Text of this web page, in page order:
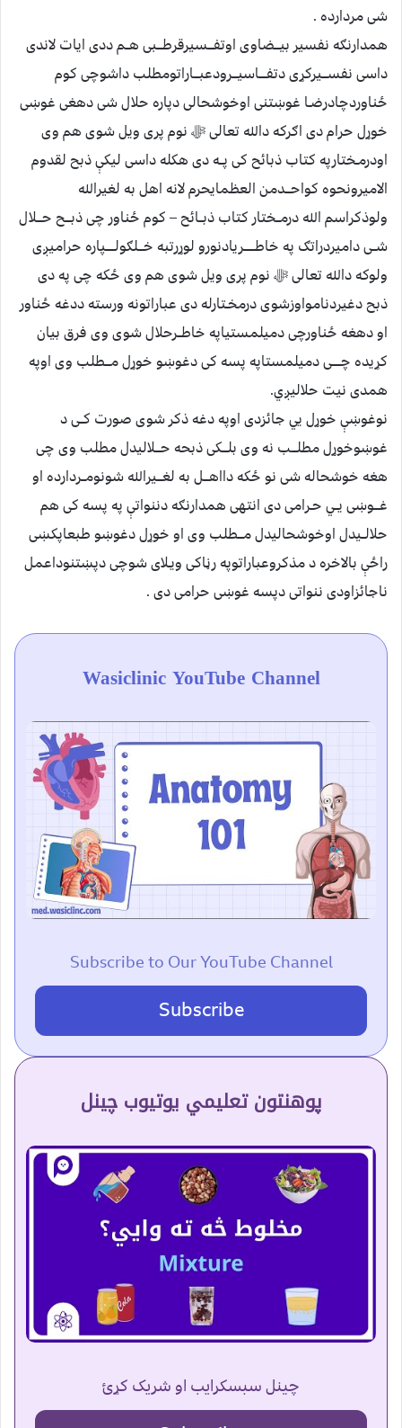
شی مردارده .
همدارنګه نفسیر بیـــضاوی اوتفـــسیرقرطـــبی هــم ددی ایات لاندی
داسی نفســـیرکړی دتفــــاسیـــرودعبـــاراتومطلب داشوچی کوم
ځناوردچادرضـا غوښتنی اوخوشحالی دپاره حلال شی دهغی غوښی
خوړل حرام دی اګرکه دالله تعالی ﷻ نوم پری ویل شوی هم وی
اودرمـختارپه کتاب ذبائح کی پــه دی هکله داسی لیکې ذبح لقدوم
الامیرونحوه کواحـــدمن العظمایحرم لانه اهل به لغیرالله
ولوذکراسم الله درمــختار کتاب ذبــائح – کوم ځناور چی ذبـــح حـــلال
شــی دامیردراتګ په خاطــــــریادنورو لوړرتبه خـــلګولـــــپاره حرامیږی
ولوکه دالله تعالی ﷻ نوم پری ویل شوی هم وی ځکه چی په دی
ذبح دغیردنامواوزشوی درمخـتارله دی عباراتونه ورسته ددغه ځناور
او دهغه ځناورچی دمیلمستیاپه خاطــرحلال شوی وی فرق بیان
کړیده چـــــی دمیلمستاپه پسه کی دغوښو خوړل مـــطلب وی اوپه
همدی نیت حلالیږي.
نوغوښې خوړل يي جائزدی اوپه دغه ذکر شوی صورت کــی د
غوښوخوړل مطلـــب نه وی بلـــکی ذبحه حـــلالیدل مطلب وی چی
هغه خوشحاله شی نو ځکه دااهـــل به لغـــیرالله شونومــردارده او
غـــوښی يــي حـرامی دی انتهی همدارنګه دننواتې په پسه کی هم
حلالــیدل اوخوشحالیدل مـــطلب وی او خوړل دغوښو طبعاپکښی
راځې بالاخره د مذکروعباراتوپه رڼاکی ویـلای شوچی دپښتنوداعمل
ناجائزاودی ننواتی دپسه غوښی حرامی دی .
Wasiclinic YouTube Channel
Subscribe to Our YouTube Channel
Subscribe
پوهنتون تعلیمي یوتیوب چینل
چینل سبسکرایب او شریک کړئ